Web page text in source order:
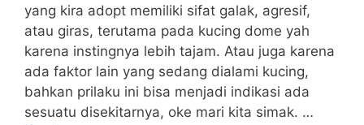
yang kira adopt memiliki sifat galak, agresif,
atau giras, terutama pada kucing dome yah
karena instingnya lebih tajam. Atau juga karena
ada faktor lain yang sedang dialami kucing,
bahkan prilaku ini bisa menjadi indikasi ada
sesuatu disekitarnya, oke mari kita simak. …